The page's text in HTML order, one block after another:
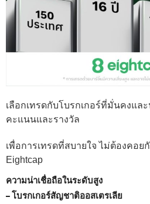
เลือกเทรดกับโบรกเกอร์ที่มั่นคงแล
คะแนนและรางวัล
เพื่อการเทรดที่สบายใจ ไม่ต้องคอย
Eightcap
ความน่าเชื่อถือในระดับสูง
– โบรกเกอร์สัญชาติออสเตรเลีย